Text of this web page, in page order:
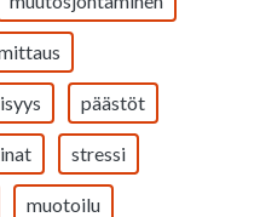
päästöt
stressi
muotoilu